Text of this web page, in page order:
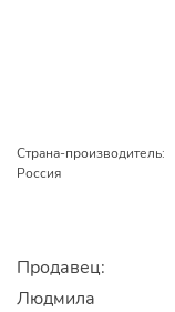
Страна-производитель:
Россия
Продавец:
Людмила